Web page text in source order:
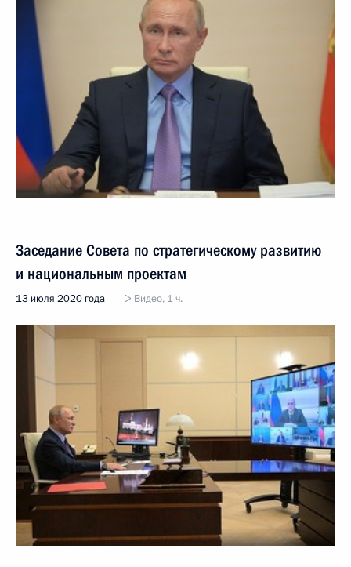
Заседание Совета по стратегическому развитию
и национальным проектам
13 июля 2020 года Видео, 1 ч.